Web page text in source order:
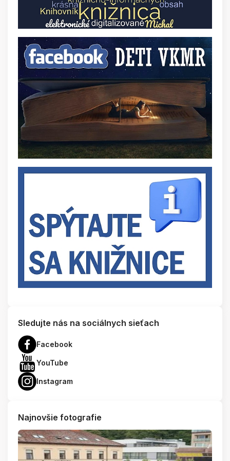
Sledujte nás na sociálnych sieťach
Facebook
YouTube
Instagram
Najnovšie fotografie